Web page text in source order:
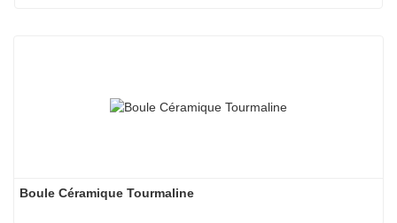
Boule Céramique Tourmaline